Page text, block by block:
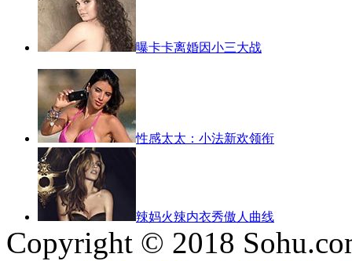
曝卡卡离婚因小三大战
性感太太：小法新欢领衔
辣妈火辣内衣秀傲人曲线
Copyright © 2018